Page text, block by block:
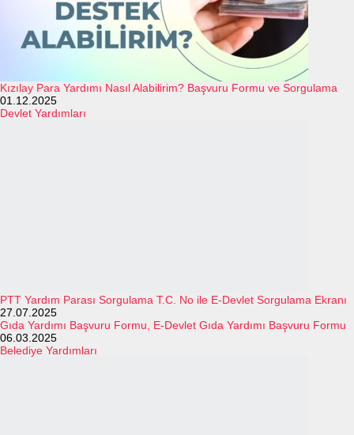
Kızılay Para Yardımı Nasıl Alabilirim? Başvuru Formu ve Sorgulama
01.12.2025
Devlet Yardımları
PTT Yardım Parası Sorgulama T.C. No ile E-Devlet Sorgulama Ekranı
27.07.2025
Gıda Yardımı Başvuru Formu, E-Devlet Gıda Yardımı Başvuru Formu
06.03.2025
Belediye Yardımları